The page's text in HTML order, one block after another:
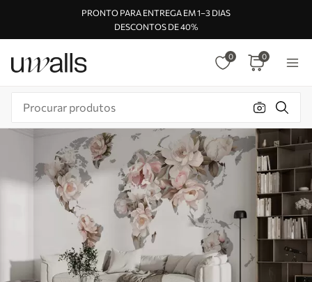
PRONTO PARA ENTREGA EM 1–3 DIAS
DESCONTOS DE 40%
0 0